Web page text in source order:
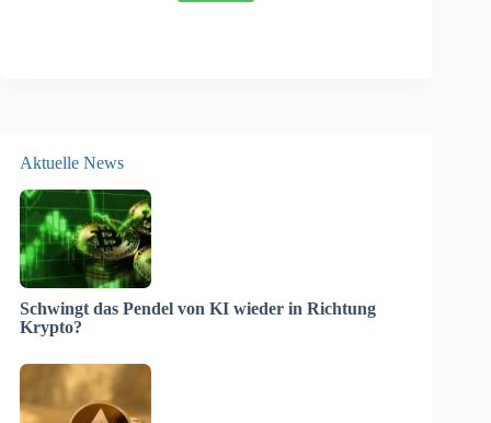
Aktuelle News
Schwingt das Pendel von KI wieder in Richtung
Krypto?